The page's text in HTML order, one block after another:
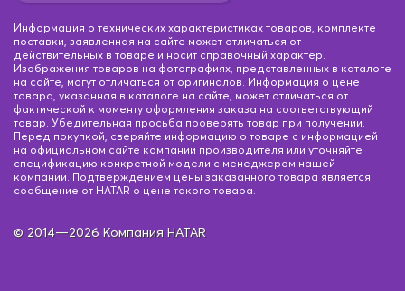
Информация о технических характеристиках товаров, комплекте
поставки, заявленная на сайте может отличаться от
действительных в товаре и носит справочный характер.
Изображения товаров на фотографиях, представленных в каталоге
на сайте, могут отличаться от оригиналов. Информация о цене
товара, указанная в каталоге на сайте, может отличаться от
фактической к моменту оформления заказа на соответствующий
товар. Убедительная просьба проверять товар при получении.
Перед покупкой, сверяйте информацию о товаре с информацией
на официальном сайте компании производителя или уточняйте
спецификацию конкретной модели с менеджером нашей
компании. Подтверждением цены заказанного товара является
сообщение от HATAR о цене такого товара.
© 2014—2026 Компания HATAR